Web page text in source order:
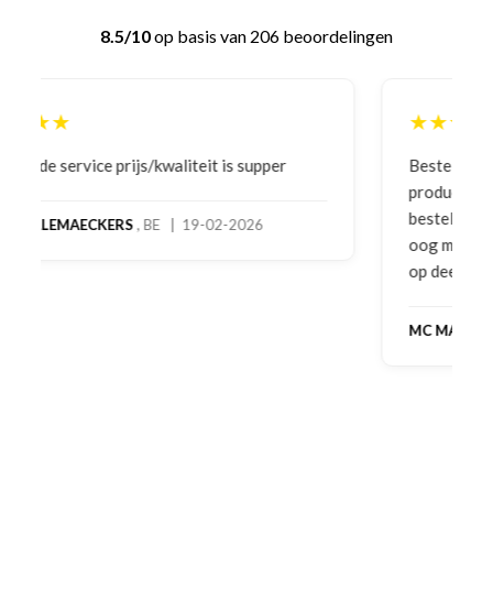
8.5/10op basis van 206 beoordelingen
★★★★★
Bestelling gedaan vanwege goede prijzen en
bestelling al ontvangen met gifts, waardoor je